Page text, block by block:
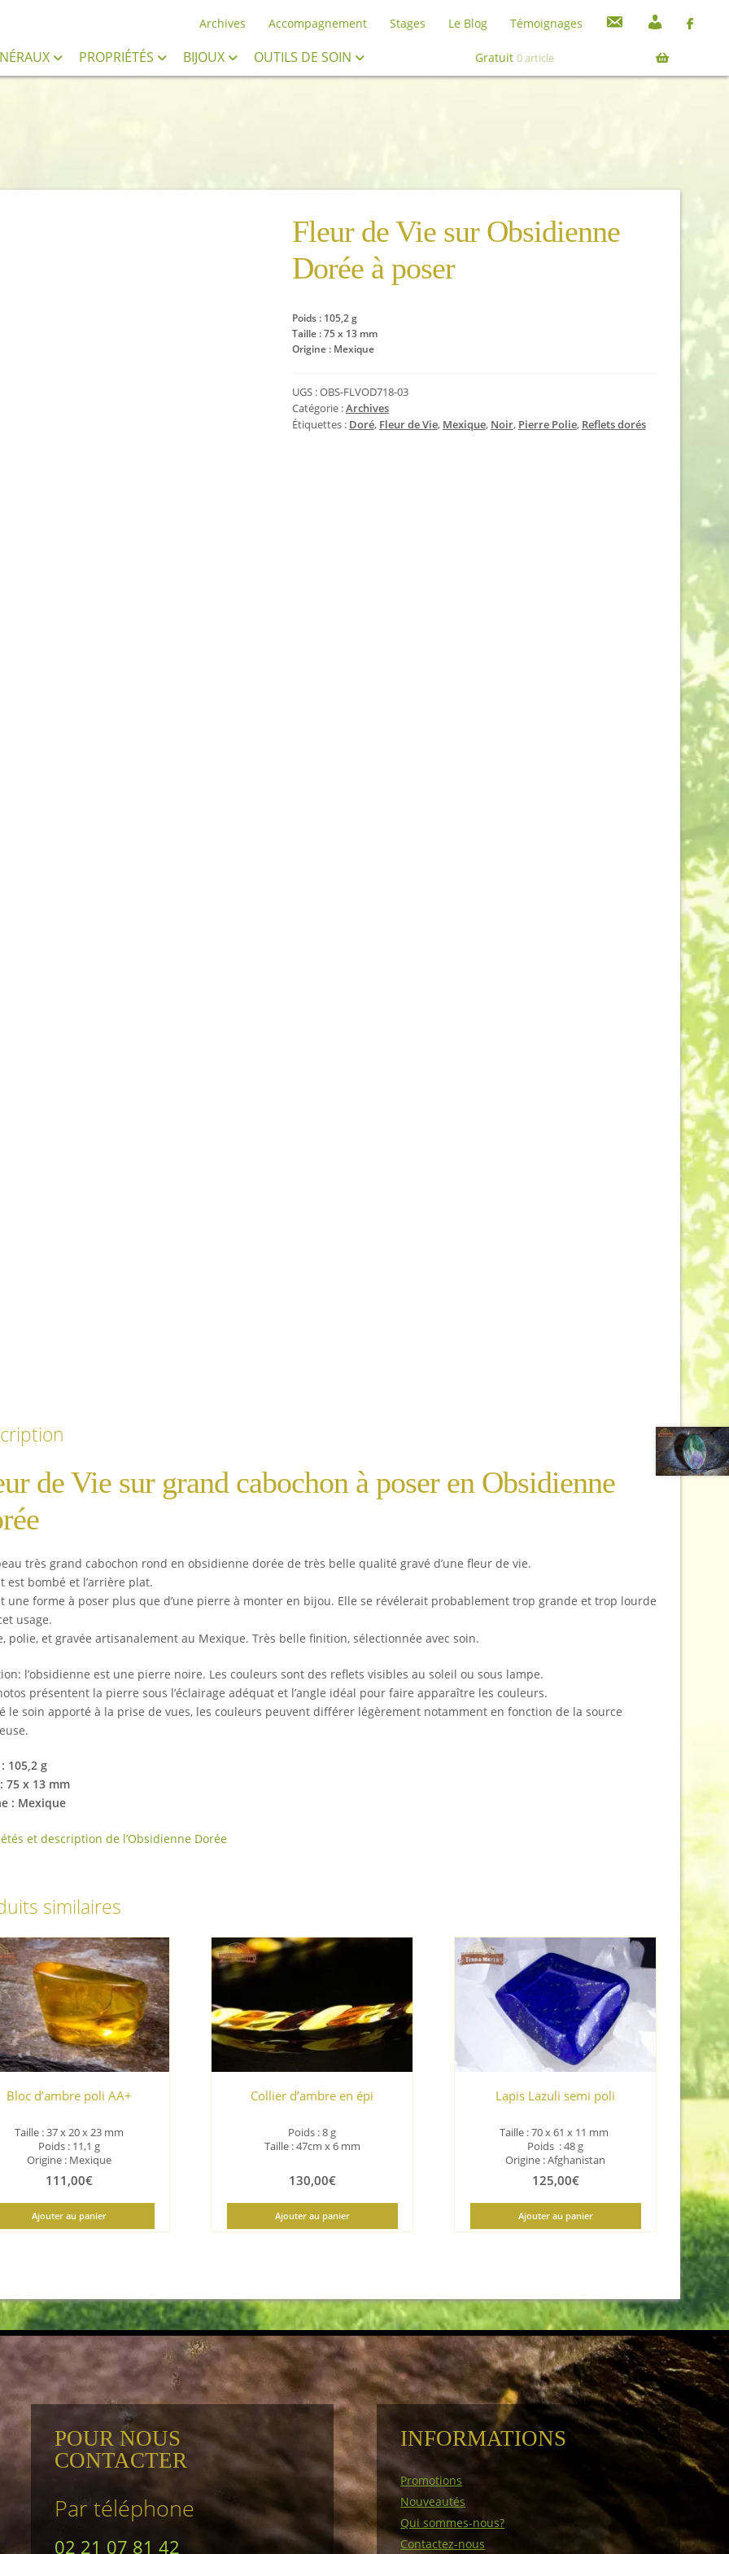
Archives Accompagnement Stages Le Blog Témoignages
a
n
c
o
pour :
PROPRIÉTÉS BIJOUX OUTILS DE SOIN Gratuit0 article
Fleur de Vie sur Obsidienne
Dorée à poser
Poids : 105,2 g
Taille : 75 x 13 mm
Origine : Mexique
UGS :OBS-FLVOD718-03
Catégorie :Archives
Étiquettes : Doré, Fleur de Vie, Mexique, Noir, Pierre Polie, Reflets dorés
de Vie sur grand cabochon à poser en Obsidienne
très grand cabochon rond en obsidienne dorée de très belle qualité gravé d’une fleur de vie.
est bombé et l’arrière plat.
une forme à poser plus que d’une pierre à monter en bijou. Elle se révélerait probablement trop grande et trop lourde
usage.
polie, et gravée artisanalement au Mexique. Très belle finition, sélectionnée avec soin.
l’obsidienne est une pierre noire. Les couleurs sont des reflets visibles au soleil ou sous lampe.
présentent la pierre sous l’éclairage adéquat et l’angle idéal pour faire apparaître les couleurs.
le soin apporté à la prise de vues, les couleurs peuvent différer légèrement notamment en fonction de la source
105,2 g
75 x 13 mm
: Mexique
et description de l’Obsidienne Dorée
similaires
Bloc d’ambre poli AA+
Taille : 37 x 20 x 23 mm
Poids : 11,1 g
Origine : Mexique
111,00€
Ajouter au panier
Collier d’ambre en épi
Poids : 8 g
Taille : 47cm x 6 mm
130,00€
Ajouter au panier
Lapis Lazuli semi poli
Taille : 70 x 61 x 11 mm
Poids : 48 g
Origine : Afghanistan
125,00€
Ajouter au panier
POUR NOUS
CONTACTER
Par téléphone
02 21 07 81 42
INFORMATIONS
Promotions
Nouveautés
Qui sommes-nous?
Contactez-nous